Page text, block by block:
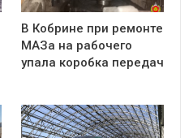
В Кобрине при ремонте
МАЗа на рабочего
упала коробка передач